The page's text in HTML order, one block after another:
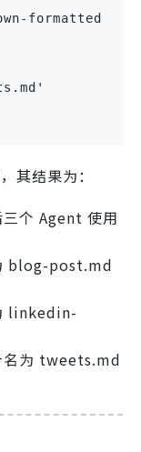
formatted of
其结果为：
个 Agent 使用
blog-post.md
linkedin-
名为 tweets.md